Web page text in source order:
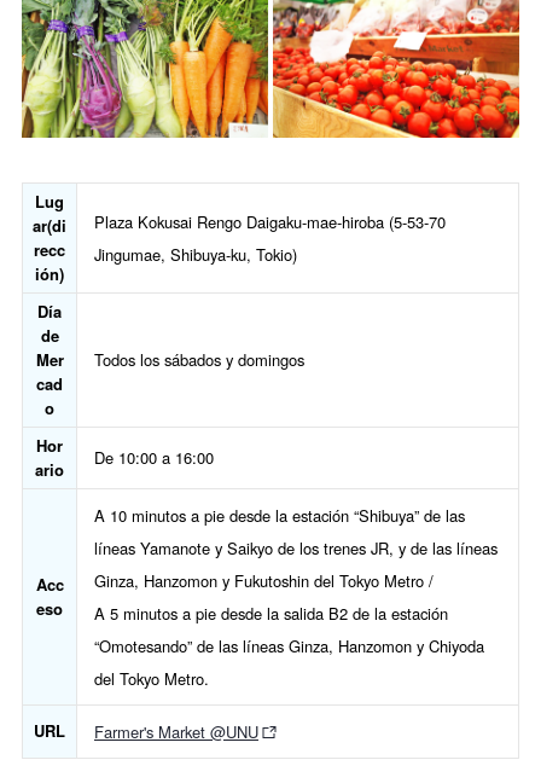
Lug
ar(di
recc
ión)
Plaza Kokusai Rengo Daigaku-mae-hiroba (5-53-70
Jingumae, Shibuya-ku, Tokio)
Día
de
Mer
cad
o
Todos los sábados y domingos
Hor
ario
De 10:00 a 16:00
Acc
eso
A 10 minutos a pie desde la estación “Shibuya” de las
líneas Yamanote y Saikyo de los trenes JR, y de las líneas
Ginza, Hanzomon y Fukutoshin del Tokyo Metro /
A 5 minutos a pie desde la salida B2 de la estación
“Omotesando” de las líneas Ginza, Hanzomon y Chiyoda
del Tokyo Metro.
URL Farmer's Market @UNU